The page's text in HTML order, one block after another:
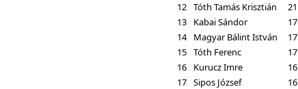
12 Tóth Tamás Krisztián
21
13
Kabai Sándor
17
14 Magyar Bálint István
17
15 Tóth Ferenc
17
16
Kurucz Imre
16
17 Sipos József
16